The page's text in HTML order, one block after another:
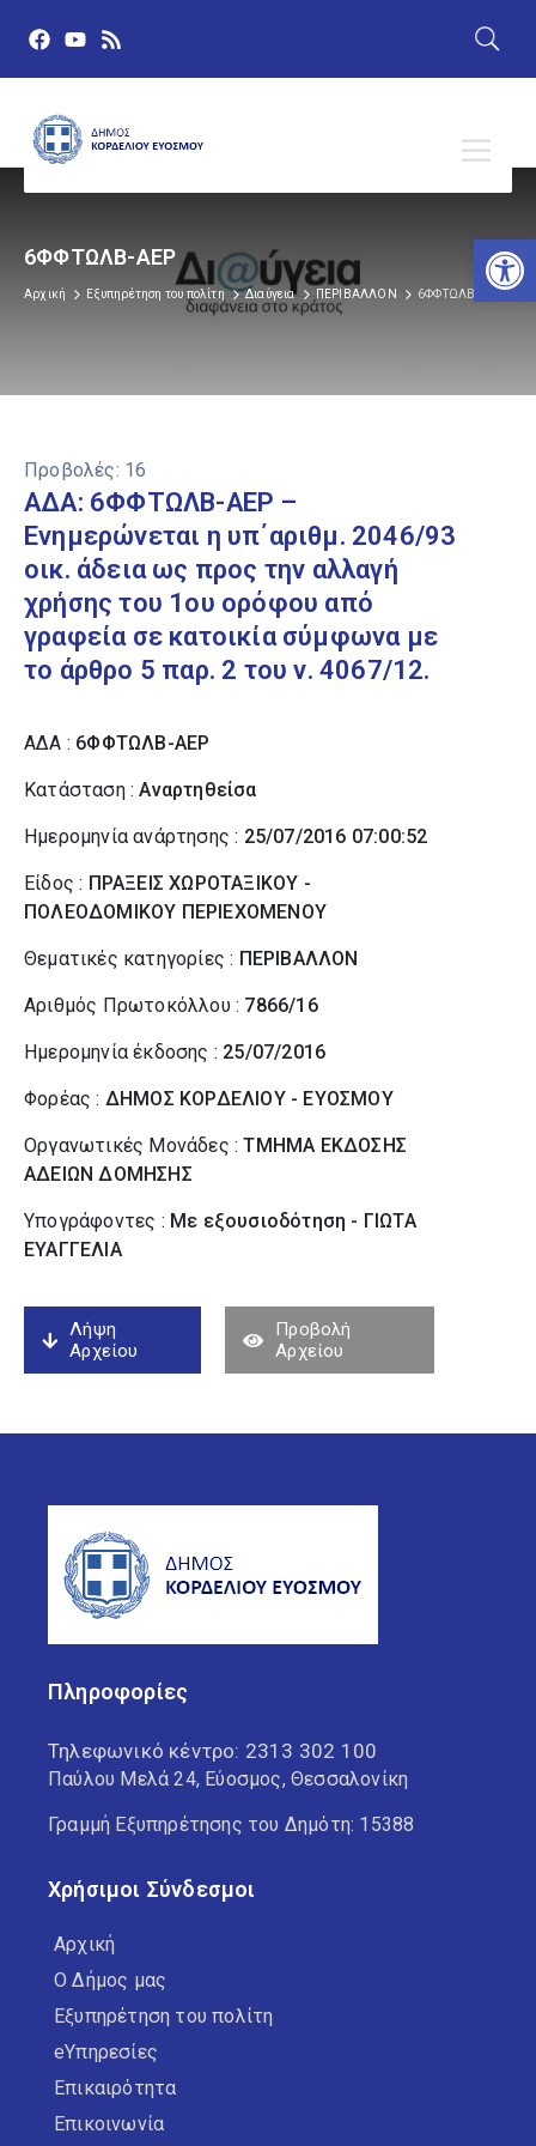
6ΦΦΤΩΛΒ-ΑΕΡ
Αρχική Εξυπηρέτηση του πολίτη Διαύγεια ΠΕΡΙΒΑΛΛΟΝ 6ΦΦΤΩΛΒ-ΑΕΡ
Προβολές: 16
ΑΔΑ: 6ΦΦΤΩΛΒ-ΑΕΡ –
Ενημερώνεται η υπ΄αριθμ. 2046/93
οικ. άδεια ως προς την αλλαγή
χρήσης του 1ου ορόφου από
γραφεία σε κατοικία σύμφωνα με
το άρθρο 5 παρ. 2 του ν. 4067/12.
ΑΔΑ : 6ΦΦΤΩΛΒ-ΑΕΡ
Κατάσταση :Αναρτηθείσα
Ημερομηνία ανάρτησης : 25/07/2016 07:00:52
Είδος : ΠΡΑΞΕΙΣ ΧΩΡΟΤΑΞΙΚΟΥ -
ΠΟΛΕΟΔΟΜΙΚΟΥ ΠΕΡΙΕΧΟΜΕΝΟΥ
Θεματικές κατηγορίες : ΠΕΡΙΒΑΛΛΟΝ
Αριθμός Πρωτοκόλλου : 7866/16
Ημερομηνία έκδοσης : 25/07/2016
Φορέας : ΔΗΜΟΣ ΚΟΡΔΕΛΙΟΥ - ΕΥΟΣΜΟΥ
Οργανωτικές Μονάδες :ΤΜΗΜΑ ΕΚΔΟΣΗΣ
ΑΔΕΙΩΝ ΔΟΜΗΣΗΣ
Υπογράφοντες : Με εξουσιοδότηση - ΓΙΩΤΑ
ΕΥΑΓΓΕΛΙΑ
Λήψη
Αρχείου
Προβολή
Αρχείου
Πληροφορίες
Τηλεφωνικό κέντρο: 2313 302 100
Παύλου Μελά 24, Εύοσμος, Θεσσαλονίκη
Γραμμή Εξυπηρέτησης του Δημότη: 15388
Χρήσιμοι Σύνδεσμοι
Αρχική
Ο Δήμος μας
Εξυπηρέτηση του πολίτη
eΥπηρεσίες
Επικαιρότητα
Επικοινωνία